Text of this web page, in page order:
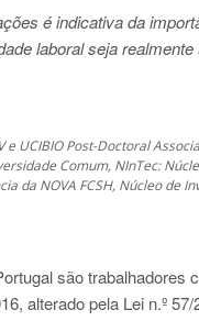
é indicativa da
laboral seja
e UCIBIO Post-Doctoral
Comum, NInTec:
da NOVA FCSH, Núcleo de
são trabalhadores
alterado pela Lei n.º